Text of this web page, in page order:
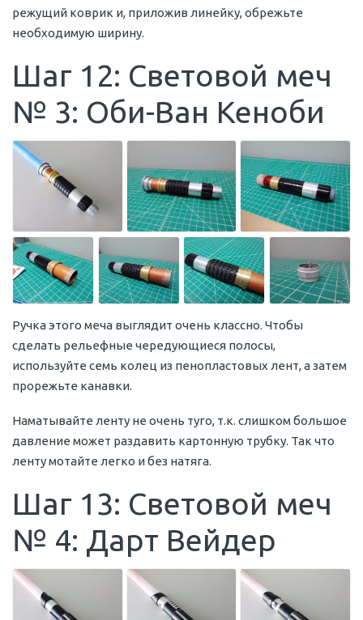
режущий коврик и, приложив линейку, обрежьте
необходимую ширину.
Шаг 12: Световой меч
№ 3: Оби-Ван Кеноби
Ручка этого меча выглядит очень классно. Чтобы
сделать рельефные чередующиеся полосы,
используйте семь колец из пенопластовых лент, а затем
прорежьте канавки.
Наматывайте ленту не очень туго, т.к. слишком большое
давление может раздавить картонную трубку. Так что
ленту мотайте легко и без натяга.
Шаг 13: Световой меч
№ 4: Дарт Вейдер